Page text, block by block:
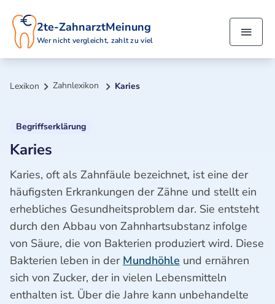
2te-ZahnarztMeinung
Wer nicht vergleicht, zahlt zu viel
Lexikon Zahnlexikon Karies
Begriffserklärung
Karies
Karies, oft als Zahnfäule bezeichnet, ist eine der
häufigsten Erkrankungen der Zähne und stellt ein
erhebliches Gesundheitsproblem dar. Sie entsteht
durch den Abbau von Zahnhartsubstanz infolge
von Säure, die von Bakterien produziert wird. Diese
Bakterien leben in der Mundhöhle und ernähren
sich von Zucker, der in vielen Lebensmitteln
enthalten ist. Über die Jahre kann unbehandelte